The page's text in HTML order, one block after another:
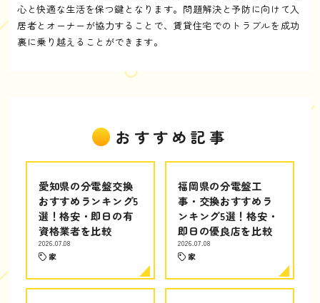
心と快適な生活を保つ鍵となります。問題解決と予防に向けて入
居者とオーナーが協力することで、賃貸住宅でのトラブルを成功
裏に乗り越えることができます。
おすすめ記事
愛知県の分電盤交換
おすすめランキング5
選！格安・即日の有
資格業者を比較
2026.07.08
家
福岡県の分電盤工
事・交換おすすめラ
ンキング5選！格安・
即日の優良店を比較
2026.07.08
家